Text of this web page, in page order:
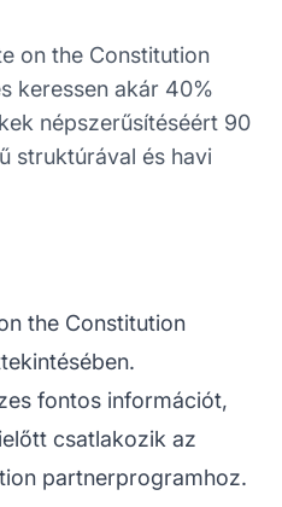
on the Constitution
keressen akár 40%
népszerűsítéséért 90
struktúrával és havi
the Constitution
fontos információt,
csatlakozik az
partnerprogramhoz.